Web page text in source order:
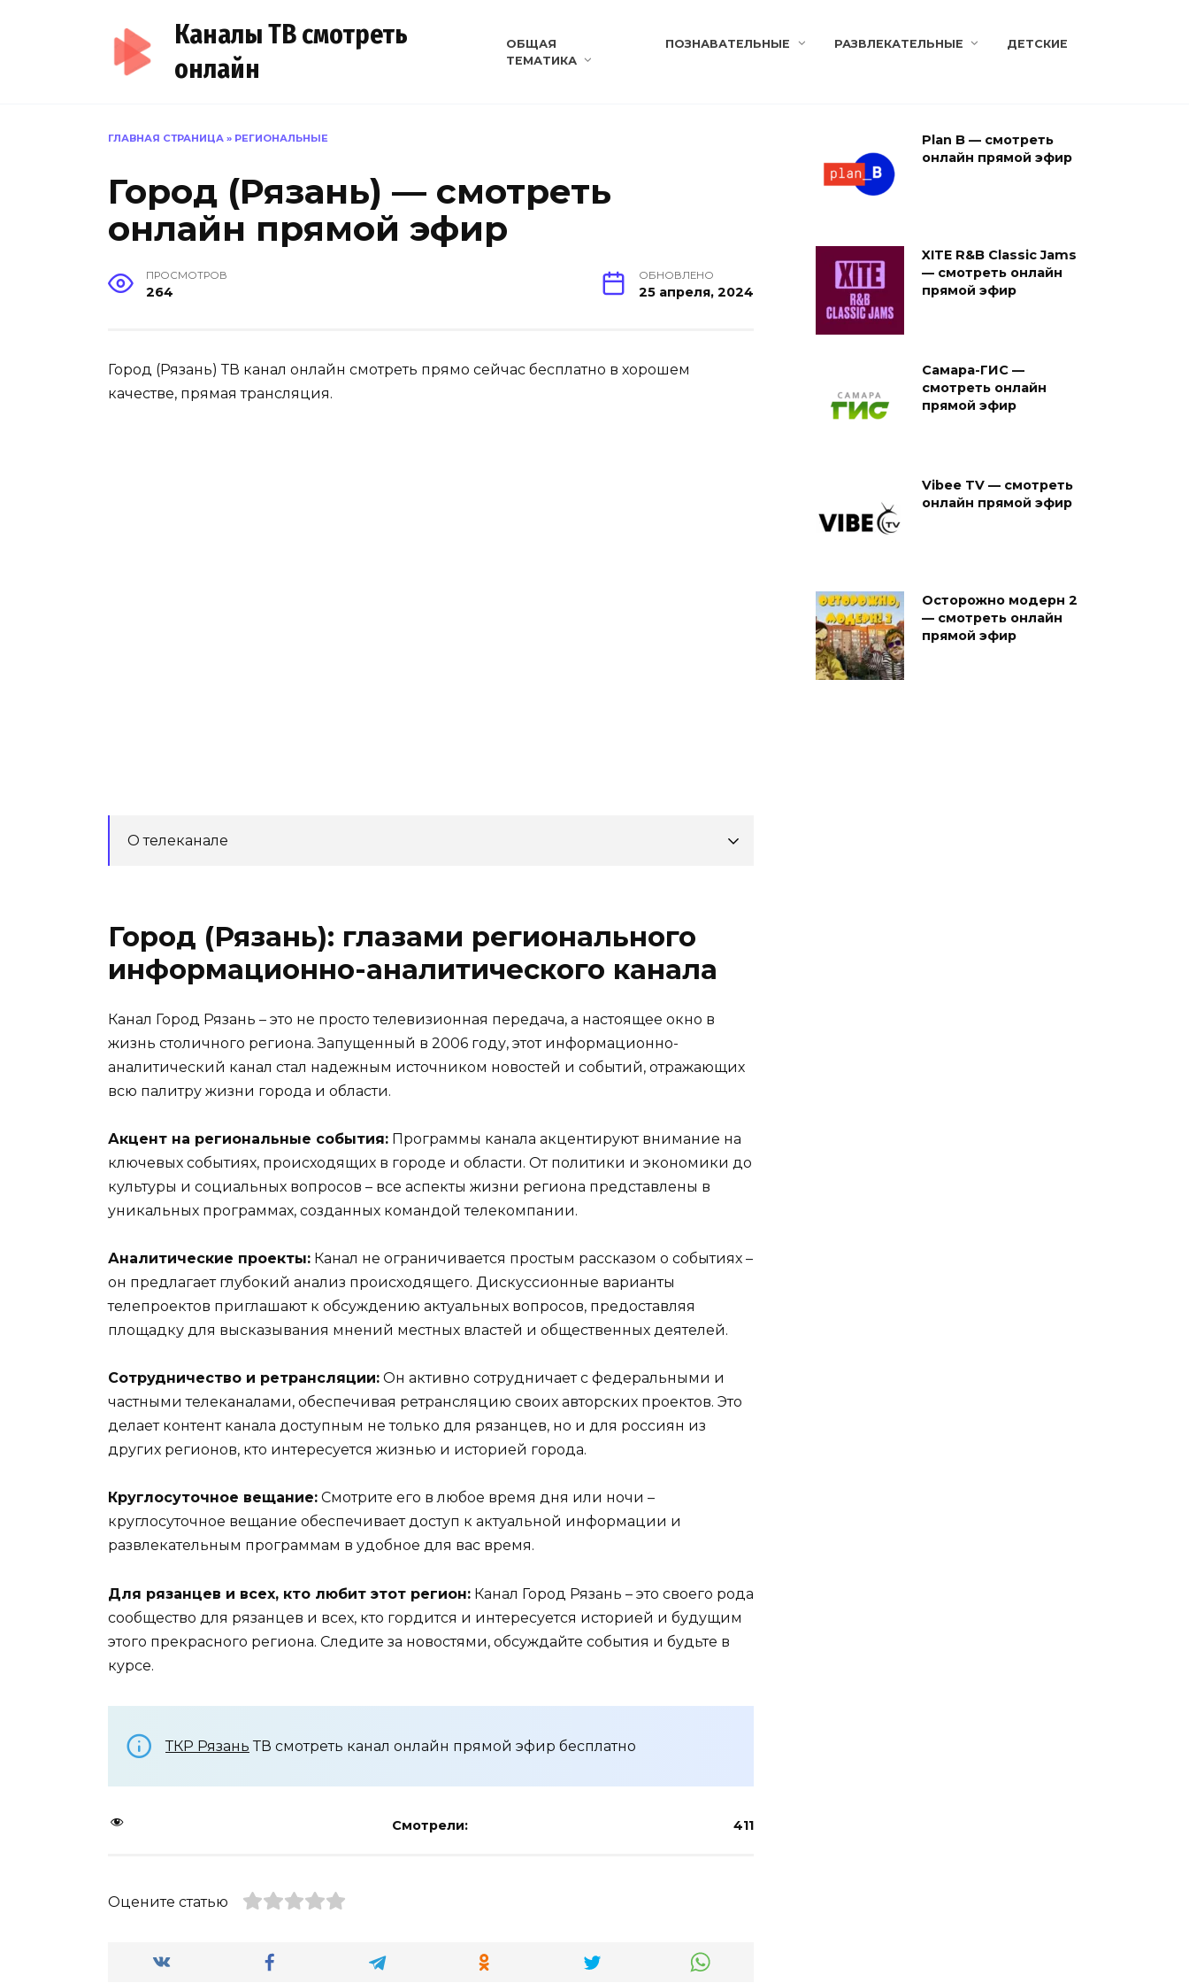
Каналы ТВ смотреть
онлайн
ОБЩАЯ
ТЕМАТИКА
ПОЗНАВАТЕЛЬНЫЕ РАЗВЛЕКАТЕЛЬНЫЕ ДЕТСКИЕ
ГЛАВНАЯ СТРАНИЦА » РЕГИОНАЛЬНЫЕ
Город (Рязань) — смотреть
онлайн прямой эфир
ПРОСМОТРОВ
264
ОБНОВЛЕНО
25 апреля, 2024
Город (Рязань) ТВ канал онлайн смотреть прямо сейчас бесплатно в хорошем
качестве, прямая трансляция.
О телеканале
Город (Рязань): глазами регионального
информационно-аналитического канала
Канал Город Рязань – это не просто телевизионная передача, а настоящее окно в
жизнь столичного региона. Запущенный в 2006 году, этот информационно-
аналитический канал стал надежным источником новостей и событий, отражающих
всю палитру жизни города и области.
Акцент на региональные события: Программы канала акцентируют внимание на
ключевых событиях, происходящих в городе и области. От политики и экономики до
культуры и социальных вопросов – все аспекты жизни региона представлены в
уникальных программах, созданных командой телекомпании.
Аналитические проекты: Канал не ограничивается простым рассказом о событиях –
он предлагает глубокий анализ происходящего. Дискуссионные варианты
телепроектов приглашают к обсуждению актуальных вопросов, предоставляя
площадку для высказывания мнений местных властей и общественных деятелей.
Сотрудничество и ретрансляции: Он активно сотрудничает с федеральными и
частными телеканалами, обеспечивая ретрансляцию своих авторских проектов. Это
делает контент канала доступным не только для рязанцев, но и для россиян из
других регионов, кто интересуется жизнью и историей города.
Круглосуточное вещание: Смотрите его в любое время дня или ночи –
круглосуточное вещание обеспечивает доступ к актуальной информации и
развлекательным программам в удобное для вас время.
Для рязанцев и всех, кто любит этот регион: Канал Город Рязань – это своего рода
сообщество для рязанцев и всех, кто гордится и интересуется историей и будущим
этого прекрасного региона. Следите за новостями, обсуждайте события и будьте в
курсе.
ТКР Рязань ТВ смотреть канал онлайн прямой эфир бесплатно
Смотрели: 411
Оцените статью
Plan B — смотреть
онлайн прямой эфир
XITE R&B Classic Jams
— смотреть онлайн
прямой эфир
Самара-ГИС —
смотреть онлайн
прямой эфир
Vibee TV — смотреть
онлайн прямой эфир
Осторожно модерн 2
— смотреть онлайн
прямой эфир